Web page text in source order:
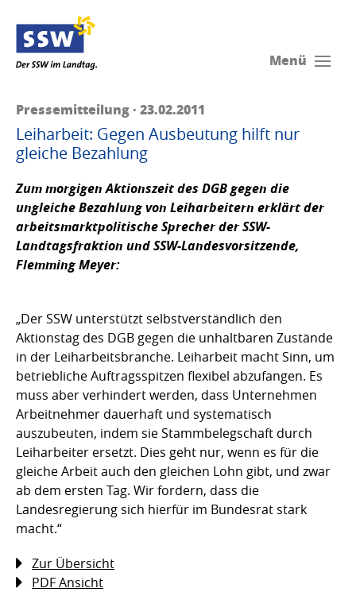
Menü
Pressemitteilung · 23.02.2011
Leiharbeit: Gegen Ausbeutung hilft nur
gleiche Bezahlung
Zum morgigen Aktionszeit des DGB gegen die
ungleiche Bezahlung von Leiharbeitern erklärt der
arbeitsmarktpolitische Sprecher der SSW-
Landtagsfraktion und SSW-Landesvorsitzende,
Flemming Meyer:
„Der SSW unterstützt selbstverständlich den
Aktionstag des DGB gegen die unhaltbaren Zustände
in der Leiharbeitsbranche. Leiharbeit macht Sinn, um
betriebliche Auftragsspitzen flexibel abzufangen. Es
muss aber verhindert werden, dass Unternehmen
Arbeitnehmer dauerhaft und systematisch
auszubeuten, indem sie Stammbelegschaft durch
Leiharbeiter ersetzt. Dies geht nur, wenn es für die
gleiche Arbeit auch den gleichen Lohn gibt, und zwar
ab dem ersten Tag. Wir fordern, dass die
Landesregierung sich hierfür im Bundesrat stark
macht.“
Zur Übersicht
PDF Ansicht